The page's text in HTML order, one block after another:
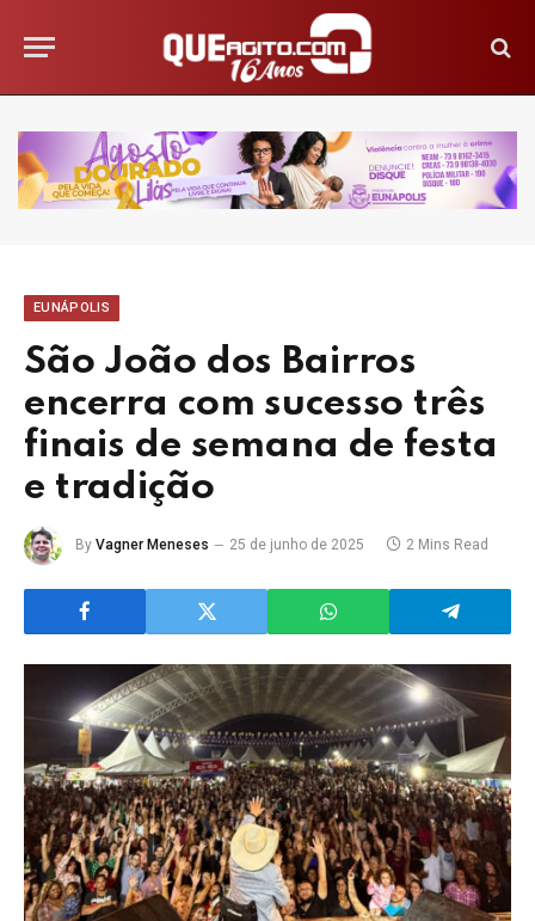
EUNÁPOLIS
São João dos Bairros
encerra com sucesso três
finais de semana de festa
e tradição
By Vagner Meneses 25 de junho de 2025 2 Mins Read